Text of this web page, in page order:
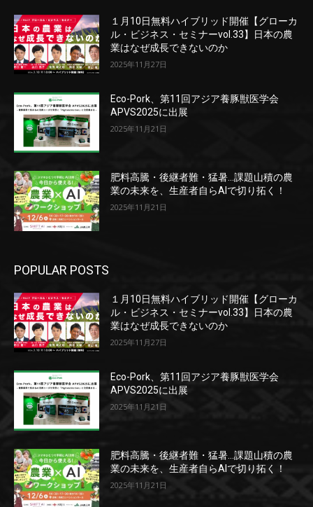
１月10日無料ハイブリッド開催【グローカ
ル・ビジネス・セミナーvol.33】日本の農
業はなぜ成長できないのか
2025年11月27日
Eco-Pork、第11回アジア養豚獣医学会
APVS2025に出展
2025年11月21日
肥料高騰・後継者難・猛暑…課題山積の農
業の未来を、生産者自らAIで切り拓く！
2025年11月21日
POPULAR POSTS
１月10日無料ハイブリッド開催【グローカ
ル・ビジネス・セミナーvol.33】日本の農
業はなぜ成長できないのか
2025年11月27日
Eco-Pork、第11回アジア養豚獣医学会
APVS2025に出展
2025年11月21日
肥料高騰・後継者難・猛暑…課題山積の農
業の未来を、生産者自らAIで切り拓く！
2025年11月21日